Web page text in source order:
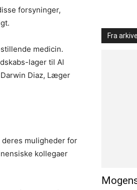
forsyninger,
medicin.
lager til Al
Diaz, Læger
muligheder for
kollegaer
Fra